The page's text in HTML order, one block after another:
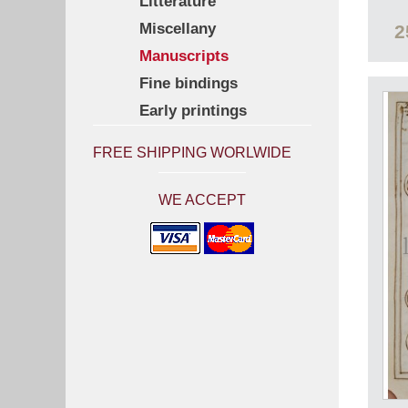
Miscellany
Manuscripts
Fine bindings
Early printings
FREE SHIPPING WORLWIDE
WE ACCEPT